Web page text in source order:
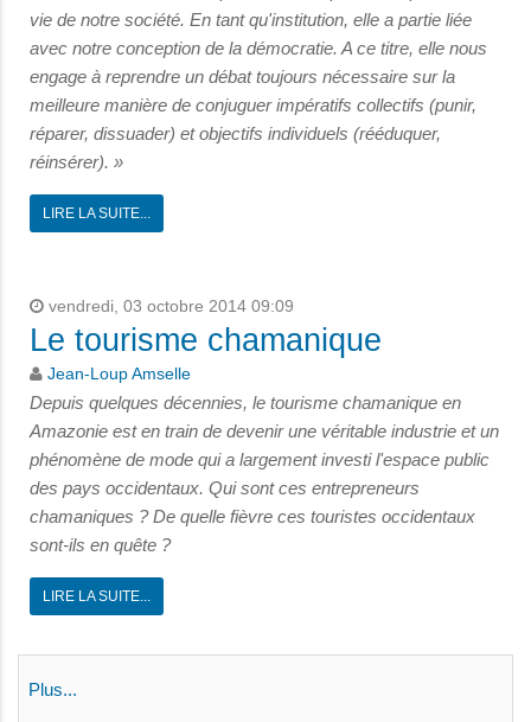
vie de notre société. En tant qu'institution, elle a partie liée
avec notre conception de la démocratie. A ce titre, elle nous
engage à reprendre un débat toujours nécessaire sur la
meilleure manière de conjuguer impératifs collectifs (punir,
réparer, dissuader) et objectifs individuels (rééduquer,
réinsérer). »
LIRE LA SUITE...
vendredi, 03 octobre 2014 09:09
Le tourisme chamanique
Jean-Loup Amselle
Depuis quelques décennies, le tourisme chamanique en
Amazonie est en train de devenir une véritable industrie et un
phénomène de mode qui a largement investi l'espace public
des pays occidentaux. Qui sont ces entrepreneurs
chamaniques ? De quelle fièvre ces touristes occidentaux
sont-ils en quête ?
LIRE LA SUITE...
Plus...